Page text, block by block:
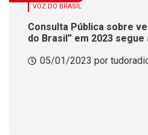
VOZ DO BRASIL
Consulta Pública sobre
do Brasil” em 2023 segue
05/01/2023 por